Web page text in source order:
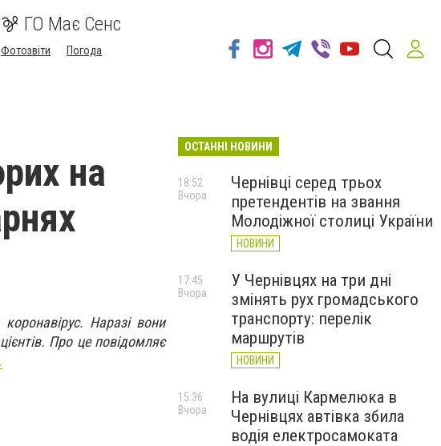
ГО Має Сенс
Фотозвіти
Погода
на
Наразі вони
Про це повідомляє
ОСТАННІ НОВИНИ
Чернівці серед трьох
претендентів на звання
Молодіжної столиці України
НОВИНИ
18:52
Вчора
У Чернівцях на три дні
змінять рух громадського
транспорту: перелік
маршрутів
НОВИНИ
17:45
Вчора
На вулиці Кармелюка в
Чернівцях автівка збила
водія електросамоката
15:36
Вчора